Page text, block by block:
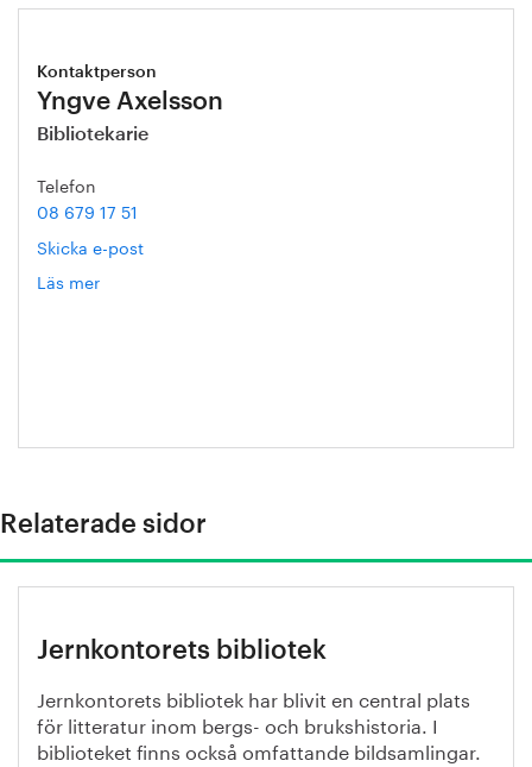
Kontaktperson
Yngve Axelsson
Bibliotekarie
Telefon
08 679 17 51
Skicka e-post
Läs mer
Relaterade sidor
Jernkontorets bibliotek
Jernkontorets bibliotek har blivit en central plats
för litteratur inom bergs- och brukshistoria. I
biblioteket finns också omfattande bildsamlingar.